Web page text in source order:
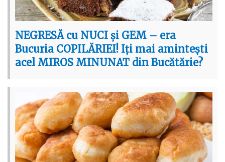
NEGRESĂ cu NUCI și GEM – era
Bucuria COPILĂRIEI! Iți mai amintești
acel MIROS MINUNAT din Bucătărie?